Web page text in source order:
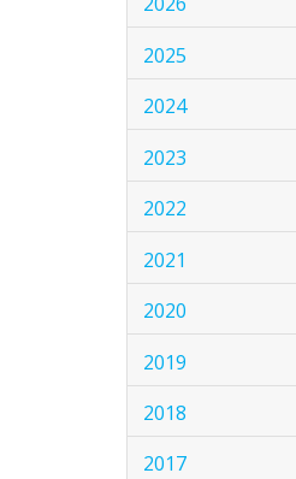
2025
2024
2023
2022
2021
2020
2019
2018
2017